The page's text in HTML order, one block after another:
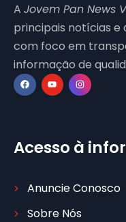
A Jovem Pan News
principais notícias
com foco em
informação de
Acesso à
Anuncie Conosco
Sobre Nós